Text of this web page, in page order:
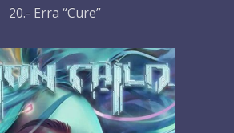
20.- Erra “Cure”